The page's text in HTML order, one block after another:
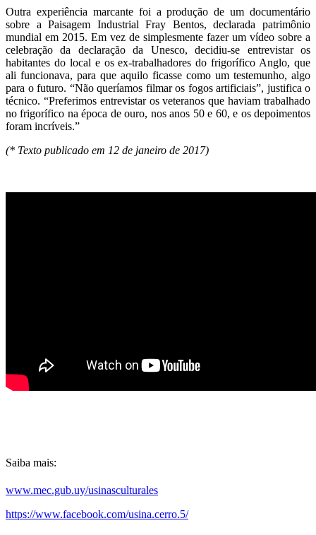
Outra experiência marcante foi a produção de um documentário
sobre a Paisagem Industrial Fray Bentos, declarada patrimônio
mundial em 2015. Em vez de simplesmente fazer um vídeo sobre a
celebração da declaração da Unesco, decidiu-se entrevistar os
habitantes do local e os ex-trabalhadores do frigorífico Anglo, que
ali funcionava, para que aquilo ficasse como um testemunho, algo
para o futuro. “Não queríamos filmar os fogos artificiais”, justifica o
técnico. “Preferimos entrevistar os veteranos que haviam trabalhado
no frigorífico na época de ouro, nos anos 50 e 60, e os depoimentos
foram incríveis.”
(* Texto publicado em 12 de janeiro de 2017)
Saiba mais:
www.mec.gub.uy/usinasculturales
https://www.facebook.com/usina.cerro.5/